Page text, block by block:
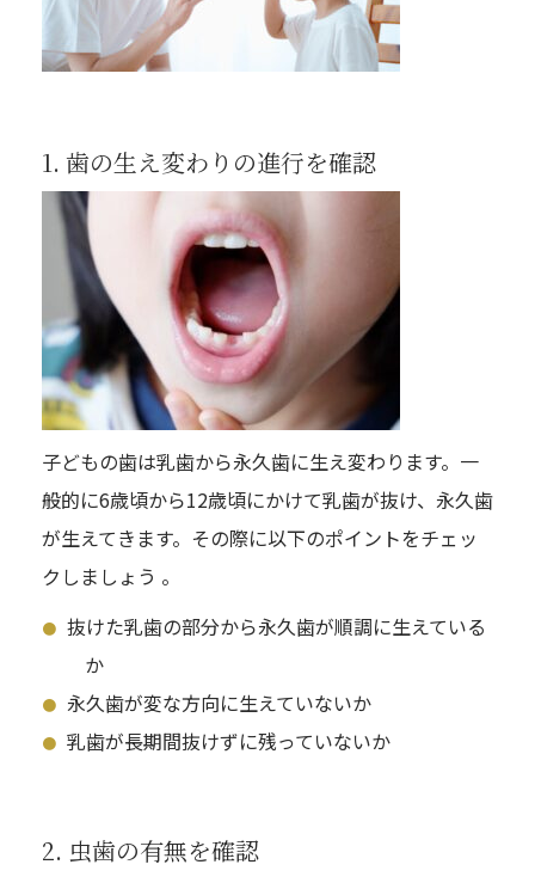
1. 歯の生え変わりの進行を確認
子どもの歯は乳歯から永久歯に生え変わります。一
般的に6歳頃から12歳頃にかけて乳歯が抜け、永久歯
が生えてきます。その際に以下のポイントをチェッ
クしましょう 。
抜けた乳歯の部分から永久歯が順調に生えている
か
永久歯が変な方向に生えていないか
乳歯が長期間抜けずに残っていないか
2. 虫歯の有無を確認